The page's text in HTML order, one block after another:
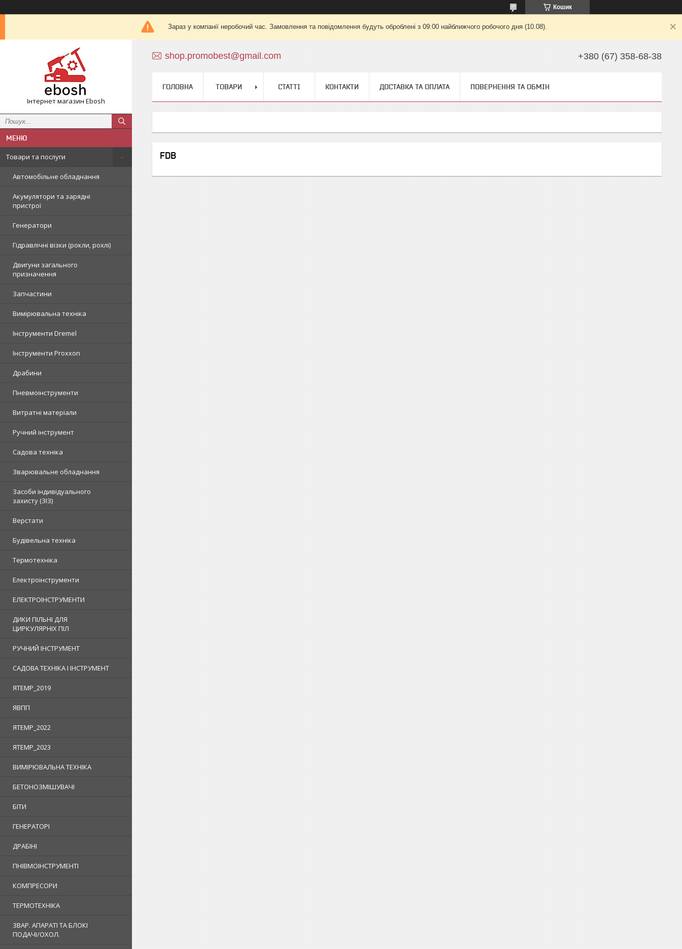
Кошик
Зараз у компанії неробочий час. Замовлення та повідомлення будуть оброблені з 09:00 найближчого робочого дня (10.08).
Інтернет магазин Ebosh
Товари та послуги
Автомобільне обладнання
Акумулятори та зарядні
пристрої
Генератори
Гідравлічні візки (рокли, рохлі)
Двигуни загального
призначення
Запчастини
Вимірювальна техніка
Інструменти Dremel
Інструменти Proxxon
Драбини
Пневмоінструменти
Витратні матеріали
Ручний інструмент
Садова техніка
Зварювальне обладнання
Засоби індивідуального
захисту (ЗІЗ)
Верстати
Будівельна техніка
Термотехніка
Електроінструменти
ЕЛЕКТРОІНСТРУМЕНТИ
ДИКИ ПІЛЬНІ ДЛЯ
ЦИРКУЛЯРНІХ ПІЛ
РУЧНИЙ ІНСТРУМЕНТ
САДОВА ТЕХНІКА І ІНСТРУМЕНТ
ЯTEMP_2019
ЯВПП
ЯTEMP_2022
ЯTEMP_2023
ВИМІРЮВАЛЬНА ТЕХНІКА
БЕТОНОЗМІШУВАЧІ
БІТИ
ГЕНЕРАТОРІ
ДРАБІНІ
ПНІВМОІНСТРУМЕНТІ
КОМПРЕСОРИ
ТЕРМОТЕХНІКА
ЗВАР. АПАРАТІ ТА БЛОКІ
ПОДАЧІ/ОХОЛ.
shop.promobest@gmail.com +380 (67) 358-68-38
ГОЛОВНА ТОВАРИ СТАТТІ КОНТАКТИ ДОСТАВКА ТА ОПЛАТА ПОВЕРНЕННЯ ТА ОБМІН
FDB